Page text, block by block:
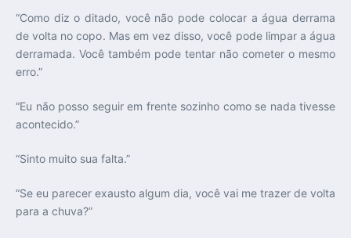
“Como diz o ditado, você não pode colocar a água derrama
de volta no copo. Mas em vez disso, você pode limpar a água
derramada. Você também pode tentar não cometer o mesmo
erro.”
“Eu não posso seguir em frente sozinho como se nada tivesse
acontecido.”
“Sinto muito sua falta.”
“Se eu parecer exausto algum dia, você vai me trazer de volta
para a chuva?”